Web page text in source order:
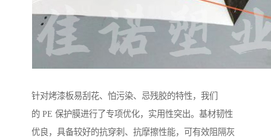
针对烤漆板易刮花、怕污染、忌残胶的特性，我们
的 PE 保护膜进行了专项优化，实用性突出。基材韧性
优良，具备较好的抗穿刺、抗摩擦性能，可有效阻隔灰